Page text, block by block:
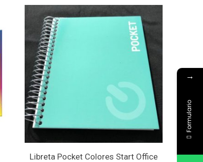
Libreta Pocket Colores Start Office
→
Formulario